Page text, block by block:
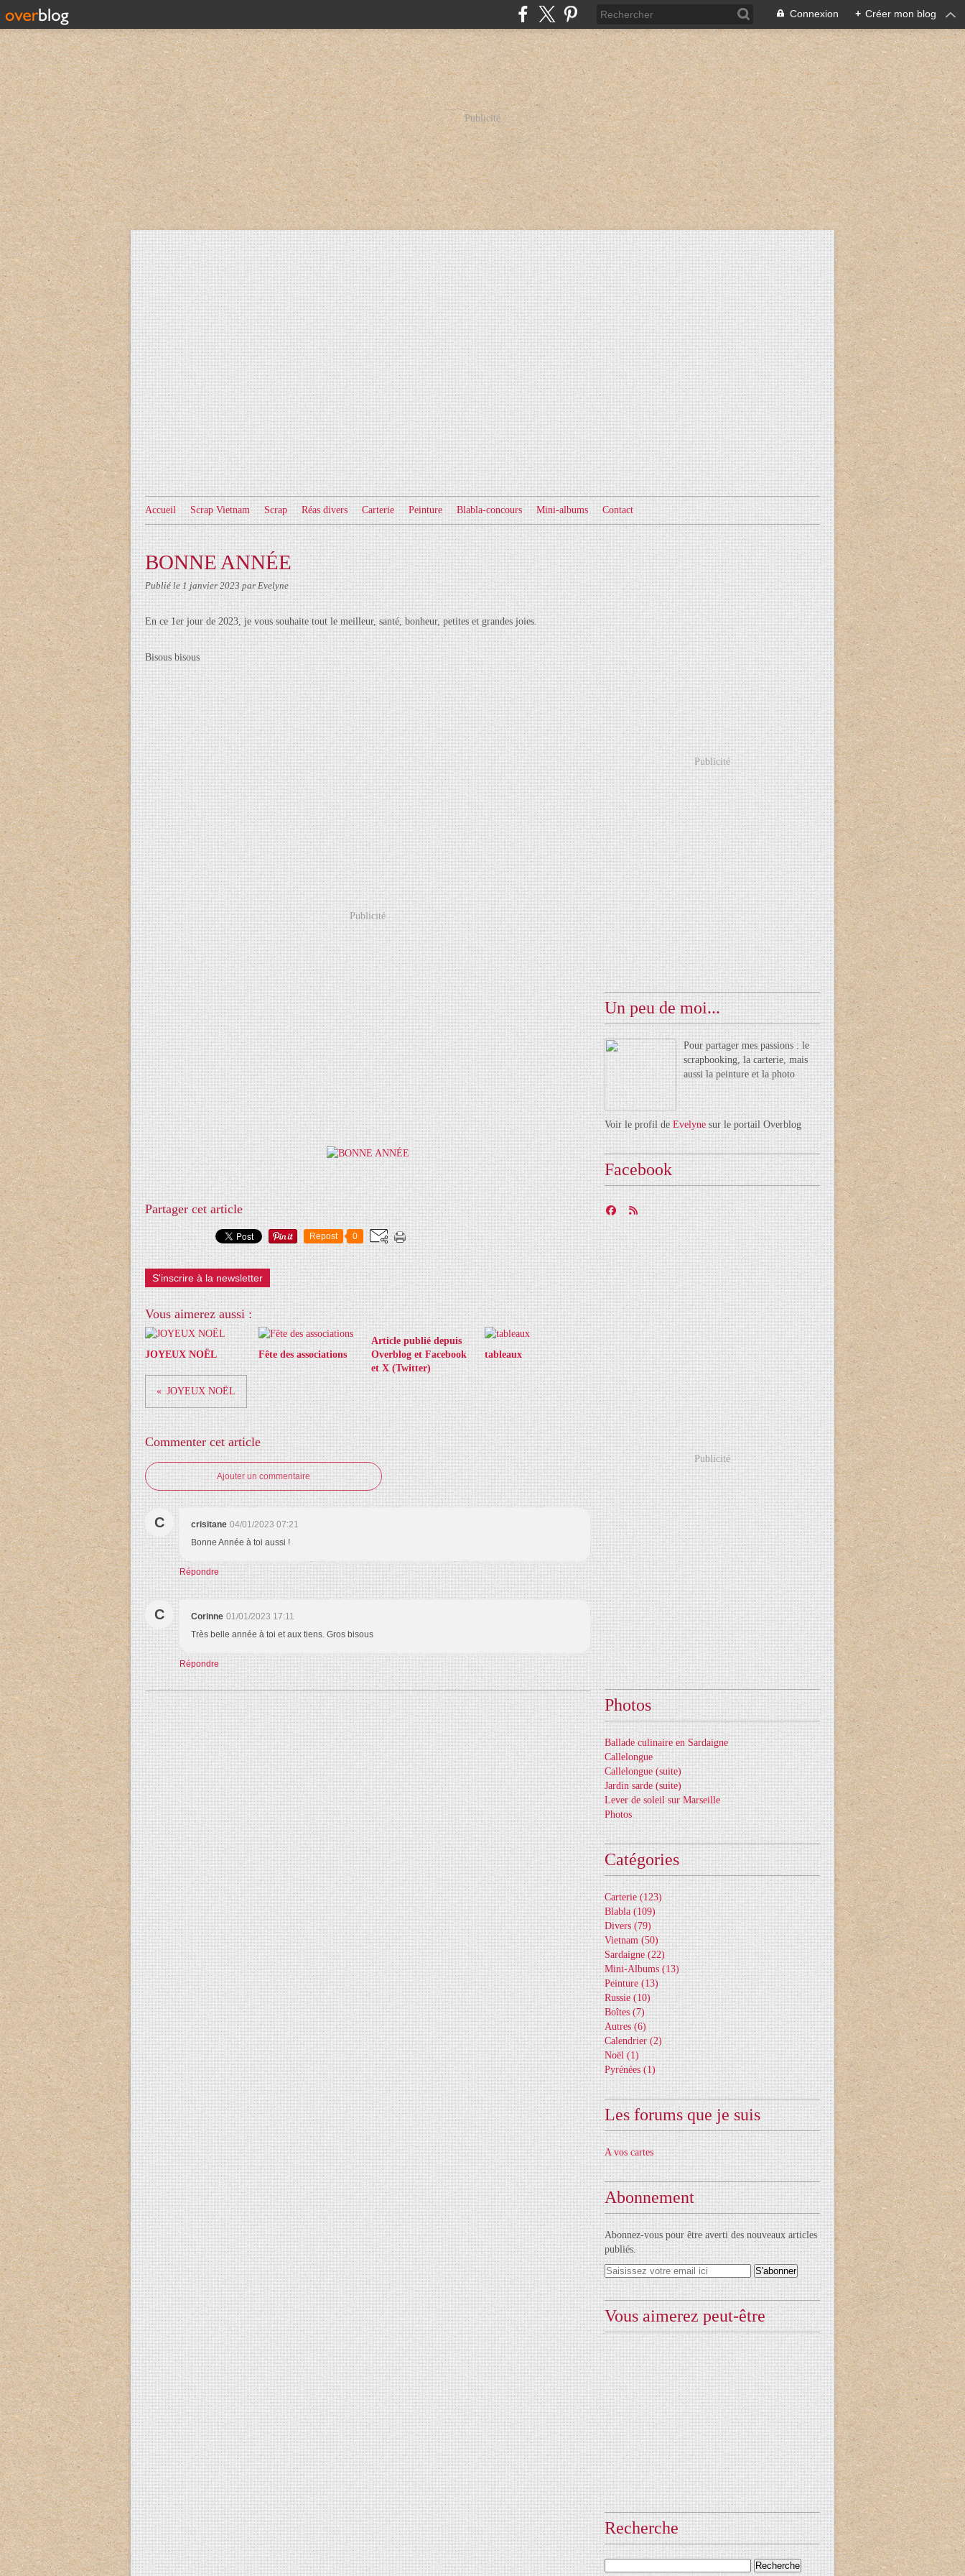
Connexion + Créer mon blog
Publicité
Accueil Scrap Vietnam Scrap Réas divers Carterie Peinture Blabla-concours Mini-albums Contact
BONNE ANNÉE
Publié le1 janvier 2023par Evelyne
En ce 1er jour de 2023, je vous souhaite tout le meilleur, santé, bonheur, petites et grandes joies.
Bisous bisous
Publicité
Partager cet article
Repost 0
S'inscrire à la newsletter
Vous aimerez aussi :
JOYEUX NOËL Fête des associations
Article publié depuis
Overblog et Facebook
et X (Twitter)
tableaux
JOYEUX NOËL
Commenter cet article
Ajouter un commentaire
C crisitane 04/01/2023 07:21
Bonne Année à toi aussi !
Répondre
C Corinne 01/01/2023 17:11
Très belle année à toi et aux tiens. Gros bisous
Répondre
Publicité
Un peu de moi...
Pour partager mes passions : le
scrapbooking, la carterie, mais
aussi la peinture et la photo
Voir le profil deEvelynesur le portail Overblog
Facebook
Publicité
Photos
Ballade culinaire en Sardaigne
Callelongue
Callelongue (suite)
Jardin sarde (suite)
Lever de soleil sur Marseille
Photos
Catégories
Carterie(123)
Blabla(109)
Divers(79)
Vietnam(50)
Sardaigne(22)
Mini-Albums(13)
Peinture(13)
Russie(10)
Boîtes(7)
Autres(6)
Calendrier(2)
Noël(1)
Pyrénées(1)
Les forums que je suis
A vos cartes
Abonnement
Abonnez-vous pour être averti des nouveaux articles
publiés.
Vous aimerez peut-être
Recherche